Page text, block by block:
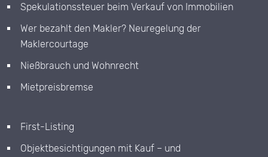
Spekulationssteuer beim Verkauf von Immobilien
Wer bezahlt den Makler? Neuregelung der
Maklercourtage
Nießbrauch und Wohnrecht
Mietpreisbremse
First-Listing
Objektbesichtigungen mit Kauf – und